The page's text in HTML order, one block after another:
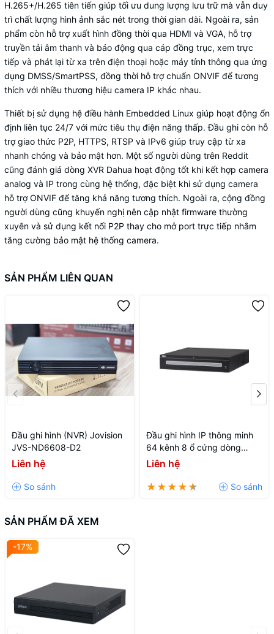
H.265+/H.265 tiên tiến giúp tối ưu dung lượng lưu trữ mà vẫn duy
trì chất lượng hình ảnh sắc nét trong thời gian dài. Ngoài ra, sản
phẩm còn hỗ trợ xuất hình đồng thời qua HDMI và VGA, hỗ trợ
truyền tải âm thanh và báo động qua cáp đồng trục, xem trực
tiếp và phát lại từ xa trên điện thoại hoặc máy tính thông qua ứng
dụng DMSS/SmartPSS, đồng thời hỗ trợ chuẩn ONVIF để tương
thích với nhiều thương hiệu camera IP khác nhau.
Thiết bị sử dụng hệ điều hành Embedded Linux giúp hoạt động ổn
định liên tục 24/7 với mức tiêu thụ điện năng thấp. Đầu ghi còn hỗ
trợ giao thức P2P, HTTPS, RTSP và IPv6 giúp truy cập từ xa
nhanh chóng và bảo mật hơn. Một số người dùng trên Reddit
cũng đánh giá dòng XVR Dahua hoạt động tốt khi kết hợp camera
analog và IP trong cùng hệ thống, đặc biệt khi sử dụng camera
hỗ trợ ONVIF để tăng khả năng tương thích. Ngoài ra, cộng đồng
người dùng cũng khuyến nghị nên cập nhật firmware thường
xuyên và sử dụng kết nối P2P thay cho mở port trực tiếp nhằm
tăng cường bảo mật hệ thống camera.
SẢN PHẨM LIÊN QUAN
Đầu ghi hình (NVR) Jovision
JVS-ND6608-D2
Liên hệ
Đầu ghi hình IP thông minh
64 kênh 8 ổ cứng dòng
WIZMIND DHI-NVR608H-
Liên hệ
SẢN PHẨM ĐÃ XEM
-17%